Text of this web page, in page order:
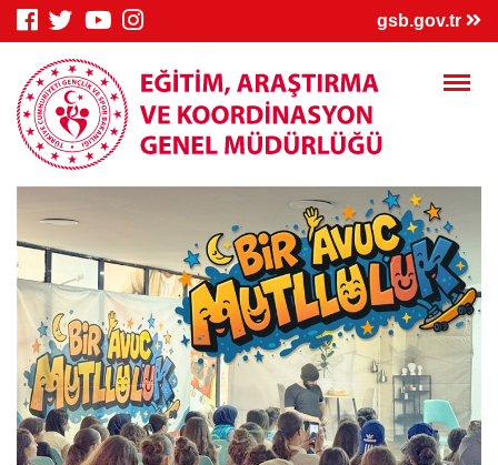
gsb.gov.tr×
Genç Bilgi
Sistemi
Spor Bilgi
Sistemi
Kredi/Yurt
İşlemleri
Kredi/Yurt E-
Ödeme
Kredi Borcu
Sorgula
Kredi/Bursum
Yattı mı?